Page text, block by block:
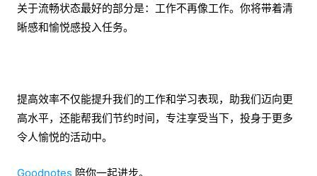
关于流畅状态最好的部分是：工作不再像工作。你将带着清
晰感和愉悦感投入任务。
提高效率不仅能提升我们的工作和学习表现，助我们迈向更
高水平，还能帮我们节约时间，专注享受当下，投身于更多
令人愉悦的活动中。
Goodnotes 陪你一起进步。